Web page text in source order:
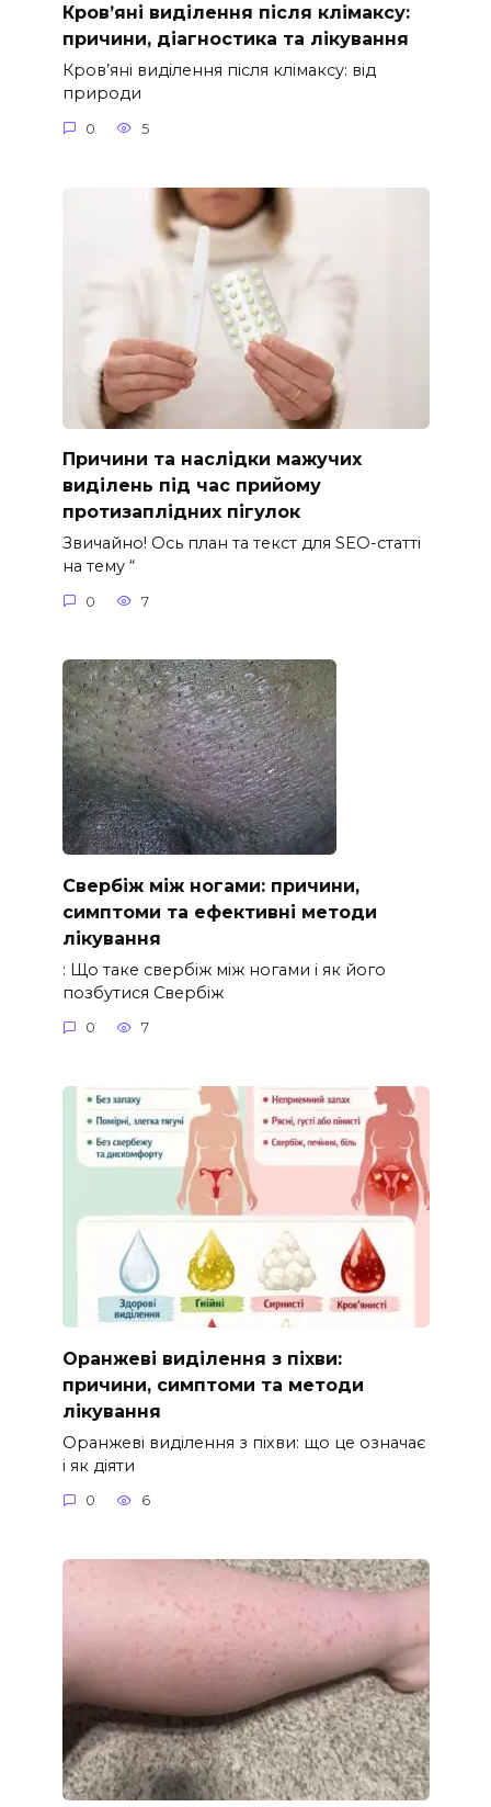
Кров’яні виділення після клімаксу:
причини, діагностика та лікування
Кров’яні виділення після клімаксу: від
природи
0 5
Причини та наслідки мажучих
виділень під час прийому
протизаплідних пігулок
Звичайно! Ось план та текст для SEO-статті
на тему “
0 7
Свербіж між ногами: причини,
симптоми та ефективні методи
лікування
: Що таке свербіж між ногами і як його
позбутися Свербіж
0 7
Оранжеві виділення з піхви:
причини, симптоми та методи
лікування
Оранжеві виділення з піхви: що це означає
і як діяти
0 6